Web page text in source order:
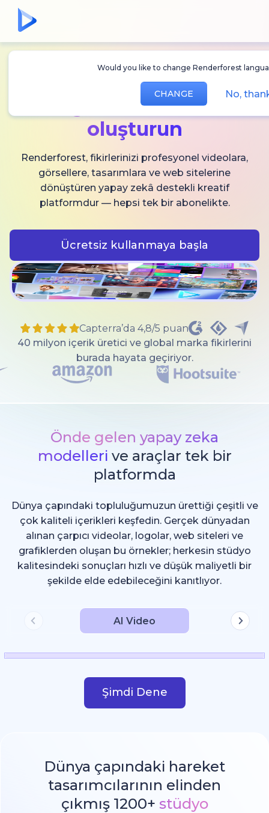
Would you like to change Renderforest
CHANGE No,
AI video,
görsel ve ses
oluşturun
Renderforest, fikirlerinizi profesyonel videolara,
görsellere, tasarımlara ve web sitelerine
dönüştüren yapay zekâ destekli kreatif
platformdur — hepsi tek bir abonelikte.
Ücretsiz kullanmaya başla
Capterra’da 4,8/5 puan
40 milyon içerik üretici ve global marka fikirlerini
burada hayata geçiriyor.
Önde gelen yapay zeka
modelleri ve araçlar tek bir
platformda
Dünya çapındaki topluluğumuzun ürettiği çeşitli ve
çok kaliteli içerikleri keşfedin. Gerçek dünyadan
alınan çarpıcı videolar, logolar, web siteleri ve
grafiklerden oluşan bu örnekler; herkesin stüdyo
kalitesindeki sonuçları hızlı ve düşük maliyetli bir
şekilde elde edebileceğini kanıtlıyor.
AI Video
Şimdi Dene
Dünya çapındaki hareket
tasarımcılarının elinden
çıkmış 1200+ stüdyo